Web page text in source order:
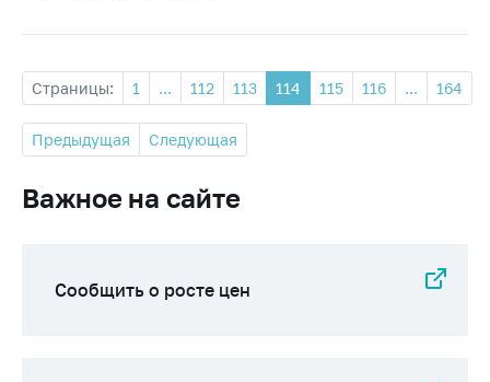
Страницы: 1 ... 112 113 114 115 116 ... 164
Предыдущая Следующая
Важное на сайте
Сообщить о росте цен